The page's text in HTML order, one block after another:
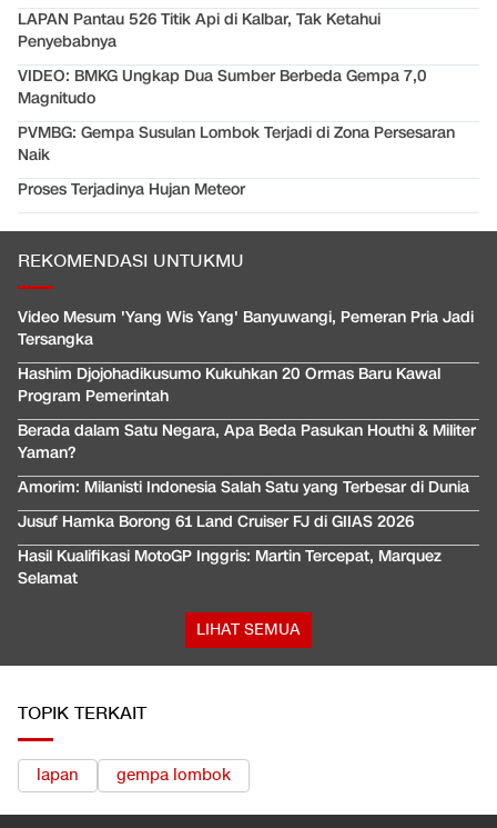
LAPAN Pantau 526 Titik Api di Kalbar, Tak Ketahui
Penyebabnya
VIDEO: BMKG Ungkap Dua Sumber Berbeda Gempa 7,0
Magnitudo
PVMBG: Gempa Susulan Lombok Terjadi di Zona Persesaran
Naik
Proses Terjadinya Hujan Meteor
REKOMENDASI UNTUKMU
Video Mesum 'Yang Wis Yang' Banyuwangi, Pemeran Pria Jadi
Tersangka
Hashim Djojohadikusumo Kukuhkan 20 Ormas Baru Kawal
Program Pemerintah
Berada dalam Satu Negara, Apa Beda Pasukan Houthi & Militer
Yaman?
Amorim: Milanisti Indonesia Salah Satu yang Terbesar di Dunia
Jusuf Hamka Borong 61 Land Cruiser FJ di GIIAS 2026
Hasil Kualifikasi MotoGP Inggris: Martin Tercepat, Marquez
Selamat
LIHAT SEMUA
TOPIK TERKAIT
lapan gempa lombok